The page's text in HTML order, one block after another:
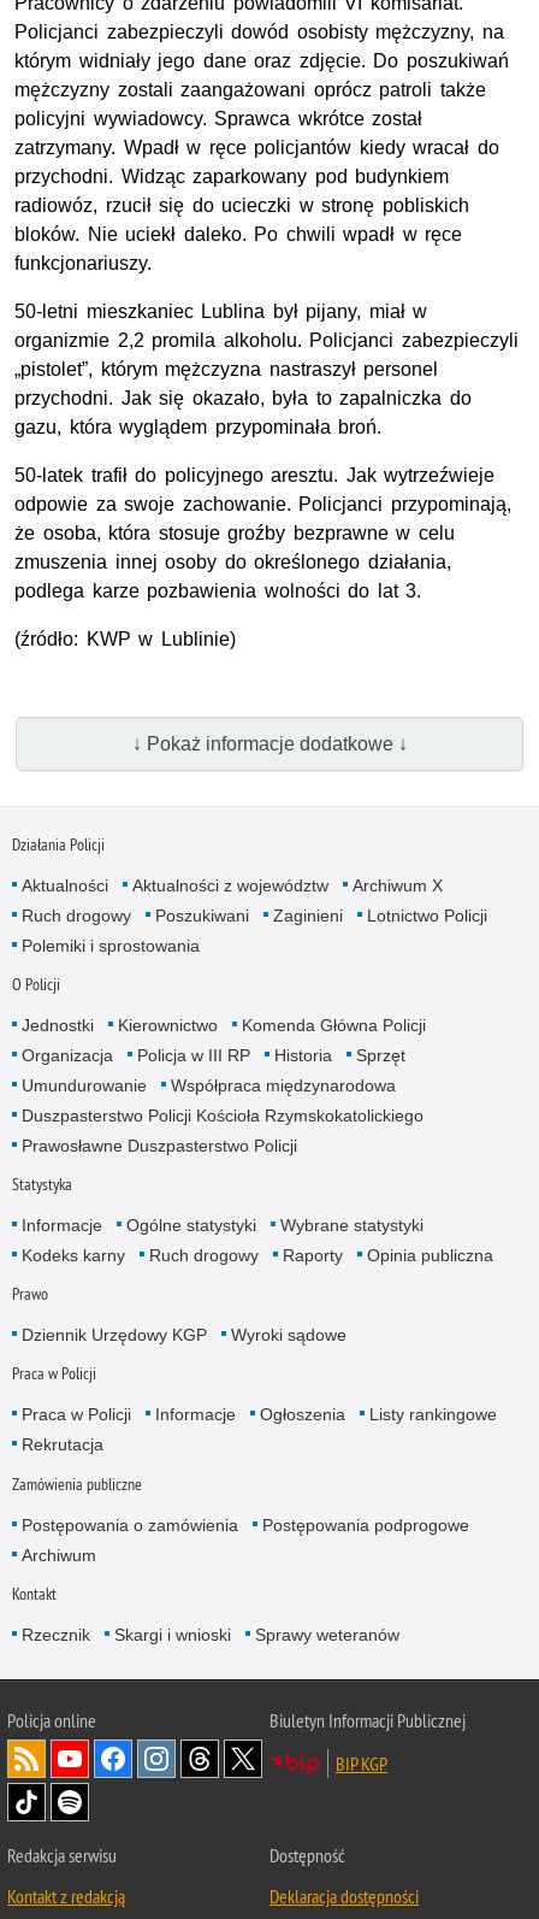
Policjanci zabezpieczyli dowód osobisty mężczyzny, na
którym widniały jego dane oraz zdjęcie. Do poszukiwań
mężczyzny zostali zaangażowani oprócz patroli także
policyjni wywiadowcy. Sprawca wkrótce został
zatrzymany. Wpadł w ręce policjantów kiedy wracał do
przychodni. Widząc zaparkowany pod budynkiem
radiowóz, rzucił się do ucieczki w stronę pobliskich
bloków. Nie uciekł daleko. Po chwili wpadł w ręce
funkcjonariuszy.
50-letni mieszkaniec Lublina był pijany, miał w
organizmie 2,2 promila alkoholu. Policjanci zabezpieczyli
„pistolet”, którym mężczyzna nastraszył personel
przychodni. Jak się okazało, była to zapalniczka do
gazu, która wyglądem przypominała broń.
50-latek trafił do policyjnego aresztu. Jak wytrzeźwieje
odpowie za swoje zachowanie. Policjanci przypominają,
że osoba, która stosuje groźby bezprawne w celu
zmuszenia innej osoby do określonego działania,
podlega karze pozbawienia wolności do lat 3.
(źródło: KWP w Lublinie)
↓ Pokaż informacje dodatkowe ↓
Działania Policji
Aktualności Aktualności z województw
Archiwum X
Ruch drogowy
Poszukiwani Zaginieni
Lotnictwo Policji
Polemiki i sprostowania
O Policji
Jednostki Kierownictwo
Komenda Główna Policji
Organizacja
Policja w III RP Historia
Sprzęt
Umundurowanie
Współpraca międzynarodowa
Duszpasterstwo Policji Kościoła Rzymskokatolickiego
Prawosławne Duszpasterstwo Policji
Statystyka
Informacje Ogólne statystyki
Wybrane statystyki
Kodeks karny
Ruch drogowy Raporty Opinia publiczna
Prawo
Dziennik Urzędowy KGP Wyroki sądowe
Praca w Policji
Praca w Policji Informacje Ogłoszenia
Listy rankingowe
Rekrutacja
Zamówienia publiczne
Postępowania o zamówienia
Postępowania podprogowe
Archiwum
Kontakt
Rzecznik Skargi i wnioski Sprawy weteranów
Policjaonline
Biuletyn Informacji Publicznej
BIP KGP
Redakcja serwisu
Kontakt z redakcją
Dostępność
Deklaracja dostępności